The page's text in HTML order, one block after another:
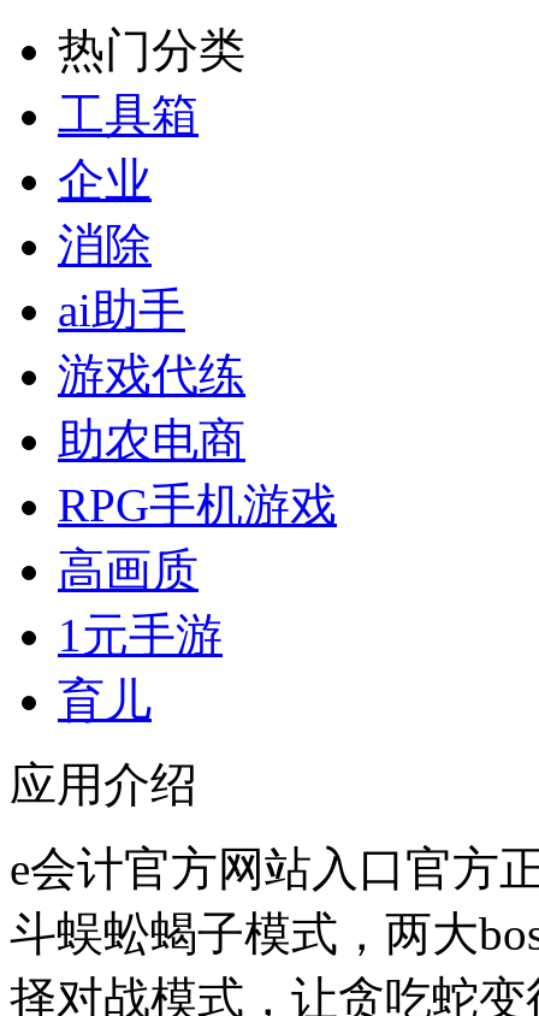
热门分类
工具箱
企业
消除
ai助手
游戏代练
助农电商
RPG手机游戏
高画质
1元手游
育儿
应用介绍
e会计官方网站入口官方
斗蜈蚣蝎子模式，两大
择对战模式，让贪吃蛇